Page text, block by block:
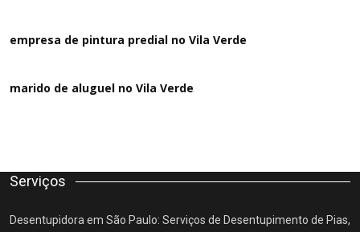
empresa de pintura predial no Vila Verde
marido de aluguel no Vila Verde
Serviços
Desentupidora em São Paulo: Serviços de Desentupimento de Pias,